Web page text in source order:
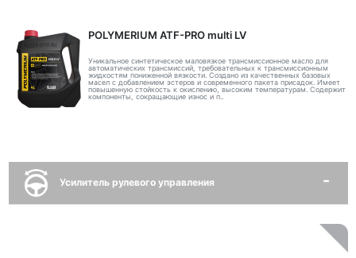
POLYMERIUM ATF-PRO multi LV
Уникальное синтетическое маловязкое трансмиссионное масло для
автоматических трансмиссий, требовательных к трансмиссионным
жидкостям пониженной вязкости. Создано из качественных базовых
масел с добавлением эстеров и современного пакета присадок. Имеет
повышенную стойкость к окислению, высоким температурам. Содержит
компоненты, сокращающие износ и п..
Усилитель рулевого управления